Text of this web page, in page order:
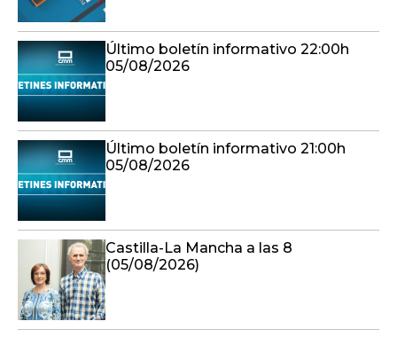
Último boletín informativo 22:00h
05/08/2026
Último boletín informativo 21:00h
05/08/2026
Castilla-La Mancha a las 8
(05/08/2026)